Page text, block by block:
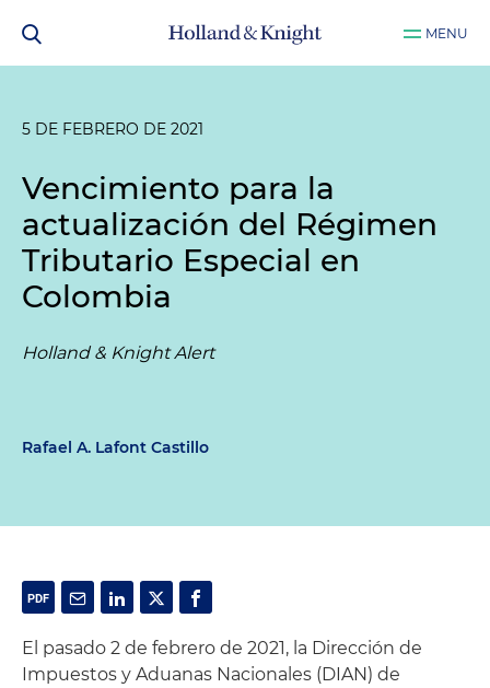
MENU
5 DE FEBRERO DE 2021
Vencimiento para la
actualización del Régimen
Tributario Especial en
Colombia
Holland & Knight Alert
Rafael A. Lafont Castillo
El pasado 2 de febrero de 2021, la Dirección de
Impuestos y Aduanas Nacionales (DIAN) de